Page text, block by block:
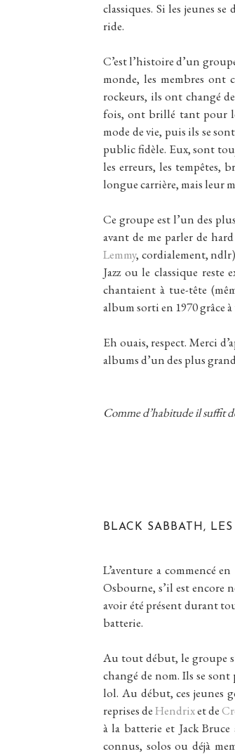
classiques. Si les jeunes
ride.
C’est l’histoire d’un
monde, les membres ont
rockeurs, ils ont changé
fois, ont brillé tant pour
mode de vie, puis ils se
public fidèle. Eux, sont
les erreurs, les tempêtes,
longue carrière, mais leur
Ce groupe est l’un des
avant de me parler de
Lemmy, cordialement,
Jazz ou le classique reste
chantaient à tue-tête
album sorti en 1970 grâce
Eh ouais, respect. Merci
albums d’un des plus
Comme d’habitude il suffit
BLACK SABBATH,
L’aventure a commencé
Osbourne, s’il est encore
avoir été présent durant
batterie.
Au tout début, le groupe
changé de nom. Ils se
lol. Au début, ces jeunes
reprises deHendrixet de
à la batterie et Jack
connus, solos ou déjà